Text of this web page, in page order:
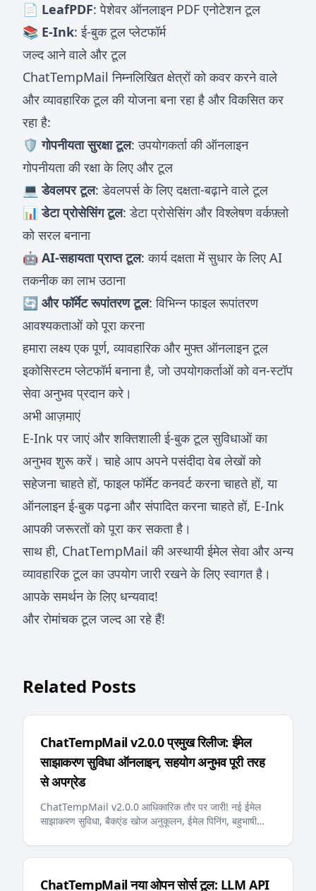
📄 LeafPDF: पेशेवर ऑनलाइन PDF एनोटेशन टूल
📚 E-Ink: ई-बुक टूल प्लेटफॉर्म
जल्द आने वाले और टूल
ChatTempMail निम्नलिखित क्षेत्रों को कवर करने वाले
और व्यावहारिक टूल की योजना बना रहा है और विकसित कर
रहा है:
🛡️ गोपनीयता सुरक्षा टूल: उपयोगकर्ता की ऑनलाइन
गोपनीयता की रक्षा के लिए और टूल
💻 डेवलपर टूल: डेवलपर्स के लिए दक्षता-बढ़ाने वाले टूल
📊 डेटा प्रोसेसिंग टूल: डेटा प्रोसेसिंग और विश्लेषण वर्कफ़्लो
को सरल बनाना
🤖 AI-सहायता प्राप्त टूल: कार्य दक्षता में सुधार के लिए AI
तकनीक का लाभ उठाना
🔄 और फॉर्मेट रूपांतरण टूल: विभिन्न फाइल रूपांतरण
आवश्यकताओं को पूरा करना
हमारा लक्ष्य एक पूर्ण, व्यावहारिक और मुफ्त ऑनलाइन टूल
इकोसिस्टम प्लेटफॉर्म बनाना है, जो उपयोगकर्ताओं को वन-स्टॉप
सेवा अनुभव प्रदान करे।
अभी आज़माएं
E-Inkपर जाएं और शक्तिशाली ई-बुक टूल सुविधाओं का
अनुभव शुरू करें। चाहे आप अपने पसंदीदा वेब लेखों को
सहेजना चाहते हों, फाइल फॉर्मेट कनवर्ट करना चाहते हों, या
ऑनलाइन ई-बुक पढ़ना और संपादित करना चाहते हों, E-Ink
आपकी जरूरतों को पूरा कर सकता है।
साथ ही, ChatTempMail की अस्थायी ईमेल सेवा और अन्य
व्यावहारिक टूल का उपयोग जारी रखने के लिए स्वागत है।
आपके समर्थन के लिए धन्यवाद!
और रोमांचक टूल जल्द आ रहे हैं!
Related Posts
ChatTempMail v2.0.0 प्रमुख रिलीज: ईमेल
साझाकरण सुविधा ऑनलाइन, सहयोग अनुभव पूरी तरह
से अपग्रेड
ChatTempMail v2.0.0 आधिकारिक तौर पर जारी! नई ईमेल
साझाकरण सुविधा, बैकएंड खोज अनुकूलन, ईमेल पिनिंग, बहुभाषी
उपयोगकर्ताओं को अधिक स्मार्ट और सुविधाजनक अस्थायी ईमेल
ChatTempMail नया ओपन सोर्स टूल: LLM API